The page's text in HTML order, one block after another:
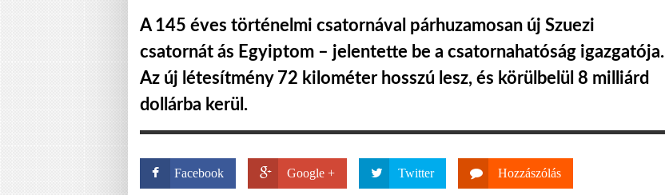
A 145 éves történelmi csatornával párhuzamosan új Szuezi
csatornát ás Egyiptom – jelentette be a csatornahatóság igazgatója.
Az új létesítmény 72 kilométer hosszú lesz, és körülbelül 8 milliárd
dollárba kerül.
Facebook Google + Twitter Hozzászólás